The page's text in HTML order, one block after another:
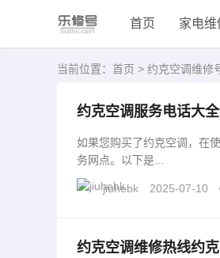
首页 家电维
当前位置： 首页 > 约克空调维修
约克空调服务电话大
如果您购买了约克空调，在
务网点。以下是...
jiuhebk 2025-07-10
约克空调维修热线约